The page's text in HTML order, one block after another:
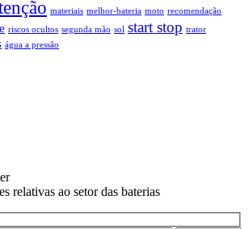
materiais melhor-bateria moto recomendação
riscos ocultos segunda mão sol start stop trator
água a pressão
relativas ao setor das baterias